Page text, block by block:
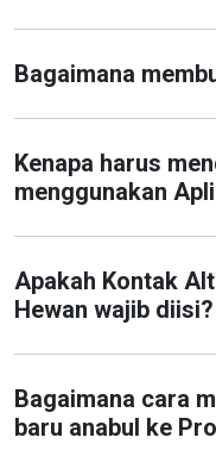
Bagaimana
Kenapa harus
menggunakan
Apakah Kontak
Hewan wajib diisi?
Bagaimana cara
baru anabul ke